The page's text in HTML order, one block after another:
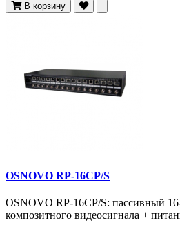
В корзину
OSNOVO RP-16CP/S
OSNOVO RP-16CP/S: пассивный
композитного видеосигнала +